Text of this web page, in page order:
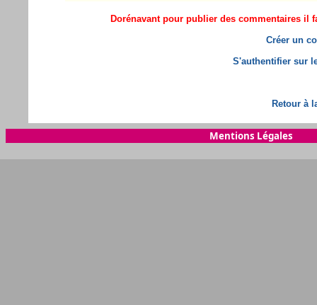
Dorénavant pour publier des commentaires il
Créer un
S'authentifier sur
Retour à
Mentions Légales